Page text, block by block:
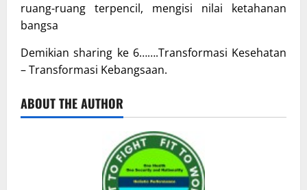
ruang-ruang terpencil, mengisi nilai ketahanan
bangsa
Demikian sharing ke 6…….Transformasi Kesehatan
– Transformasi Kebangsaan.
ABOUT THE AUTHOR